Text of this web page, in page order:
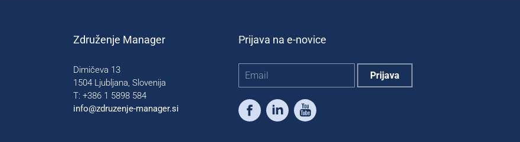
Združenje Manager
Dimičeva 13
1504 Ljubljana, Slovenija
T: +386 1 5898 584
info@zdruzenje-manager.si
Prijava na e-novice
FacebookLinkedInYoutube